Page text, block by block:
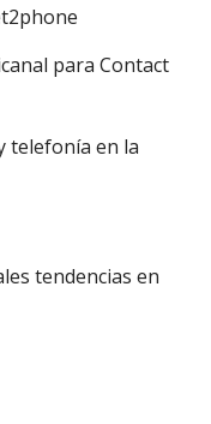
para Contact
telefonía en la
tendencias en